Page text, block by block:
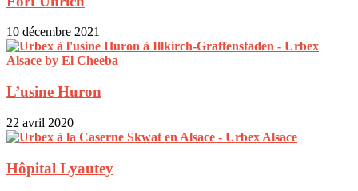
10 décembre 2021
L’usine Huron
22 avril 2020
Hôpital Lyautey